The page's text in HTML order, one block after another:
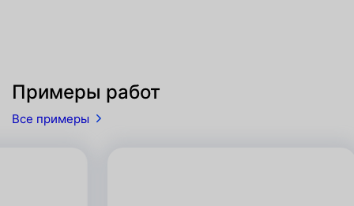
Примеры работ
Все примеры